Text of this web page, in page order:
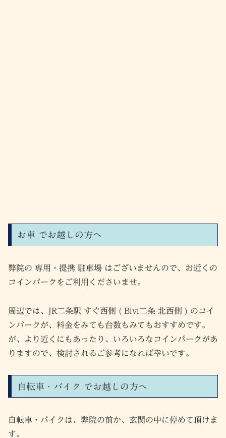
お車 でお越しの方へ
弊院の 専用・提携 駐車場 はございませんので、お近くの
コインパークをご利用くださいませ。
周辺では、JR二条駅 すぐ西側 ( Bivi二条 北西側 ) のコイ
ンパークが、料金をみても台数もみてもおすすめです。
が、より近くにもあったり、いろいろなコインパークがあ
りますので、検討されるご参考になれば幸いです。
自転車・バイク でお越しの方へ
自転車・バイクは、弊院の前か、玄関の中に停めて頂けま
す。